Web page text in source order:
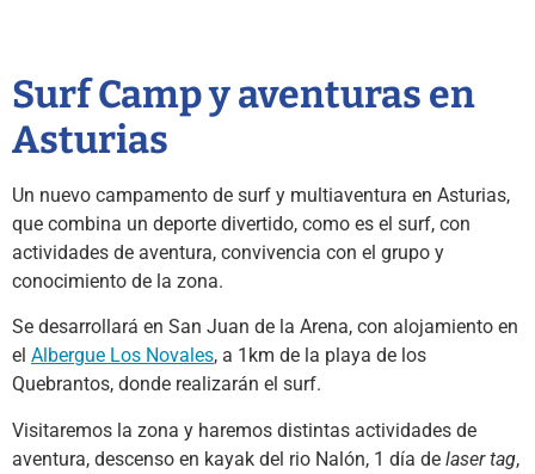
Surf Camp y aventuras en
Asturias
Un nuevo campamento de surf y multiaventura en Asturias,
que combina un deporte divertido, como es el surf, con
actividades de aventura, convivencia con el grupo y
conocimiento de la zona.
Se desarrollará en San Juan de la Arena, con alojamiento en
el Albergue Los Novales, a 1km de la playa de los
Quebrantos, donde realizarán el surf.
Visitaremos la zona y haremos distintas actividades de
aventura, descenso en kayak del rio Nalón, 1 día de laser tag,